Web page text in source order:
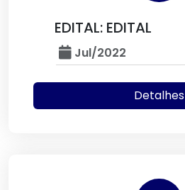
EDITAL: EDITAL
Jul/2022
Detalhes